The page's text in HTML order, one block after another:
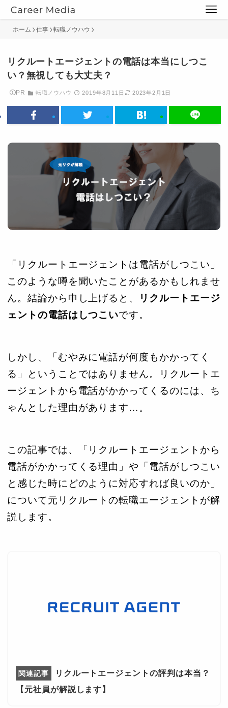
ホーム 仕事 転職ノウハウ
リクルートエージェントの電話は本当にしつこ
い？無視しても大丈夫？
PR 転職ノウハウ 2019年8月11日 2023年2月1日
「リクルートエージェントは電話がしつこい」
このような噂を聞いたことがあるかもしれませ
ん。結論から申し上げると、
リクルートエージ
ェントの電話はしつこいです。
しかし、「むやみに電話が何度もかかってく
る」ということではありません。リクルートエ
ージェントから電話がかかってくるのには、ち
ゃんとした理由があります…。
この記事では、「リクルートエージェントから
電話がかかってくる理由」や「電話がしつこい
と感じた時にどのように対応すれば良いのか」
について元リクルートの転職エージェントが解
説します。
リクルートエージェントの評判は本当？
【元社員が解説します】